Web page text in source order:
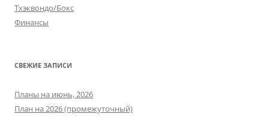
Тхэквондо/Бокс
Финансы
СВЕЖИЕ ЗАПИСИ
Планы на июнь, 2026
План на 2026 (промежуточный)